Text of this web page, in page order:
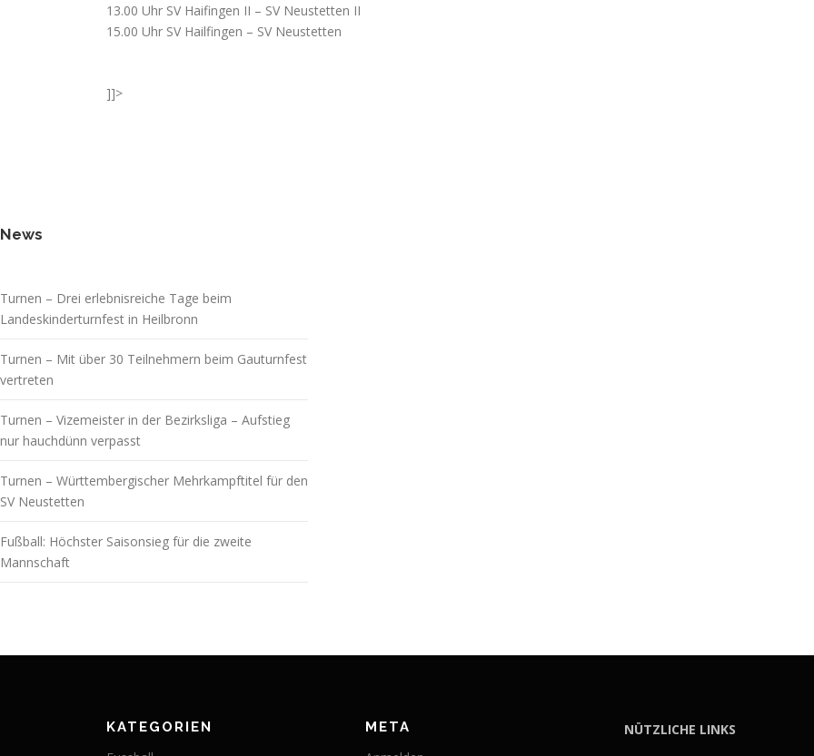
13.00 Uhr SV Haifingen II – SV Neustetten II
15.00 Uhr SV Hailfingen – SV Neustetten
]]>
News
Turnen – Drei erlebnisreiche Tage beim
Landeskinderturnfest in Heilbronn
Turnen – Mit über 30 Teilnehmern beim Gauturnfest
vertreten
Turnen – Vizemeister in der Bezirksliga – Aufstieg
nur hauchdünn verpasst
Turnen – Württembergischer Mehrkampftitel für den
SV Neustetten
Fußball: Höchster Saisonsieg für die zweite
Mannschaft
KATEGORIEN META NÜTZLICHE LINKS